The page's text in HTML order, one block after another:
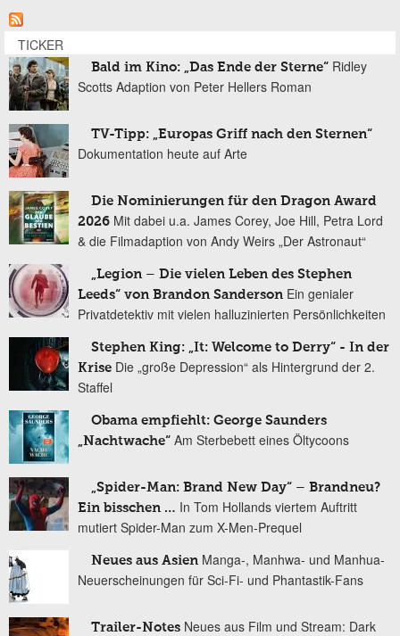
TICKER
Bald im Kino: „Das Ende der Sterne“ Ridley
Scotts Adaption von Peter Hellers Roman
TV-Tipp: „Europas Griff nach den Sternen“
Dokumentation heute auf Arte
Die Nominierungen für den Dragon Award
2026 Mit dabei u.a. James Corey, Joe Hill, Petra Lord
& die Filmadaption von Andy Weirs „Der Astronaut“
„Legion – Die vielen Leben des Stephen
Leeds“ von Brandon Sanderson Ein genialer
Privatdetektiv mit vielen halluzinierten Persönlichkeiten
Stephen King: „It: Welcome to Derry“ - In der
Krise Die „große Depression“ als Hintergrund der 2.
Staffel
Obama empfiehlt: George Saunders
„Nachtwache“ Am Sterbebett eines Öltycoons
„Spider-Man: Brand New Day“ – Brandneu?
Ein bisschen … In Tom Hollands viertem Auftritt
mutiert Spider-Man zum X-Men-Prequel
Neues aus Asien Manga-, Manhwa- und Manhua-
Neuerscheinungen für Sci-Fi- und Phantastik-Fans
Trailer-Notes Neues aus Film und Stream: Dark